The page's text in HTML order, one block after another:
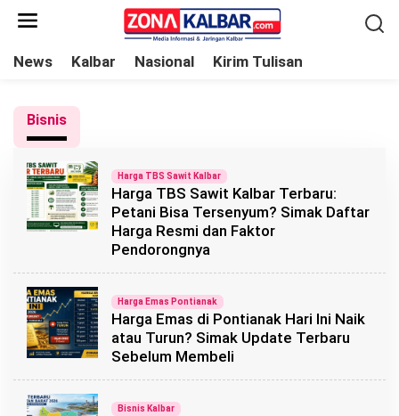
News Kalbar Nasional Kirim Tulisan
Bisnis
Harga TBS Sawit Kalbar
Harga TBS Sawit Kalbar Terbaru:
Petani Bisa Tersenyum? Simak Daftar
Harga Resmi dan Faktor
Pendorongnya
Harga Emas Pontianak
Harga Emas di Pontianak Hari Ini Naik
atau Turun? Simak Update Terbaru
Sebelum Membeli
Bisnis Kalbar